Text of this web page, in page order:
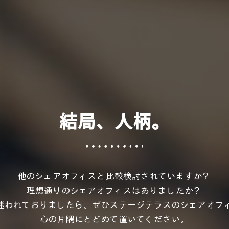
結局、人柄。
他のシェアオフィスと比較検討されていますか？
理想通りのシェアオフィスはありましたか？
われておりましたら、ぜひステージテラスのシェアオフ
心の片隅にとどめて置いてください。